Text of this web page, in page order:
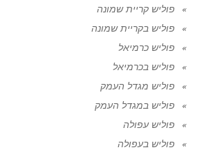
פוליש קריית שמונה
פוליש בקריית שמונה
פוליש כרמיאל
פוליש בכרמיאל
פוליש מגדל העמק
פוליש במגדל העמק
פוליש עפולה
פוליש בעפולה